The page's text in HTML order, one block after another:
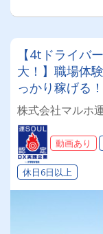
【4tドライバ
大！】職場体
っかり稼げる
とガッツでが
手当・能率評
者も歓迎！夜
株式会社マルホ
動画あり
休日6日以上